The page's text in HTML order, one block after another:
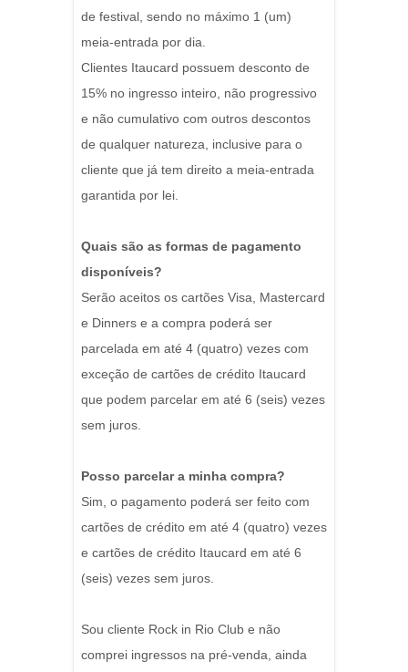
de festival, sendo no máximo 1 (um)
meia-entrada por dia.
Clientes Itaucard possuem desconto de
15% no ingresso inteiro, não progressivo
e não cumulativo com outros descontos
de qualquer natureza, inclusive para o
cliente que já tem direito a meia-entrada
garantida por lei.
Quais são as formas de pagamento
disponíveis?
Serão aceitos os cartões Visa, Mastercard
e Dinners e a compra poderá ser
parcelada em até 4 (quatro) vezes com
exceção de cartões de crédito Itaucard
que podem parcelar em até 6 (seis) vezes
sem juros.
Posso parcelar a minha compra?
Sim, o pagamento poderá ser feito com
cartões de crédito em até 4 (quatro) vezes
e cartões de crédito Itaucard em até 6
(seis) vezes sem juros.
Sou cliente Rock in Rio Club e não
comprei ingressos na pré-venda, ainda